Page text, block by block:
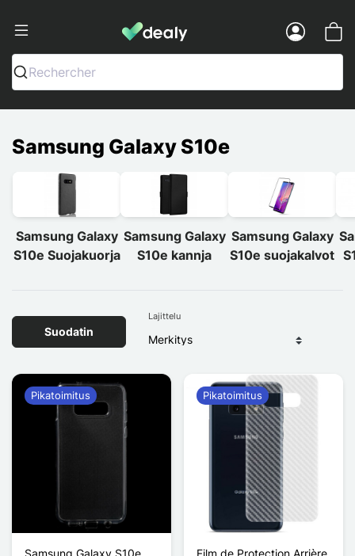
Dealy - Kotelot ja tarvikkeet
Rechercher
Samsung Galaxy S10e
Samsung Galaxy
S10e Suojakuorja
Samsung Galaxy
S10e kannja
Samsung Galaxy
S10e suojakalvot
Suodatin
Lajittelu
Samsung Galaxy S10e
Pikatoimitus
Film de Protection Arrière
Pikatoimitus